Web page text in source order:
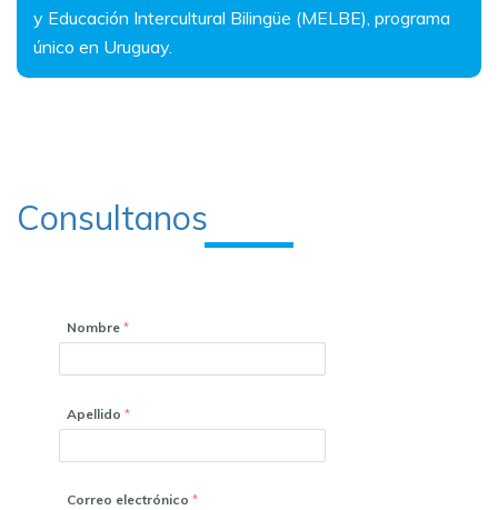
y Educación Intercultural Bilingüe (MELBE), programa
único en Uruguay.
Consultanos
Nombre
Apellido
Correo electrónico